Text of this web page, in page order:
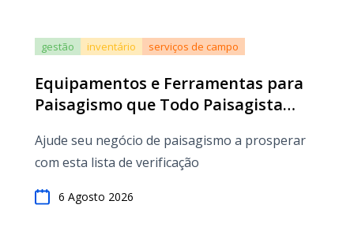
gestão inventário serviços de campo
Equipamentos e Ferramentas para
Paisagismo que Todo Paisagista
Ajude seu negócio de paisagismo a prosperar
com esta lista de verificação
6 Agosto 2026